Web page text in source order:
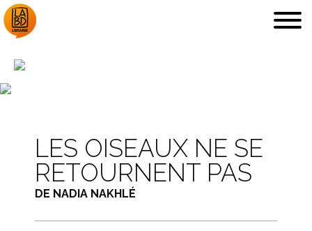
LES OISEAUX NE SE
RETOURNENT PAS
DE NADIA NAKHLÉ